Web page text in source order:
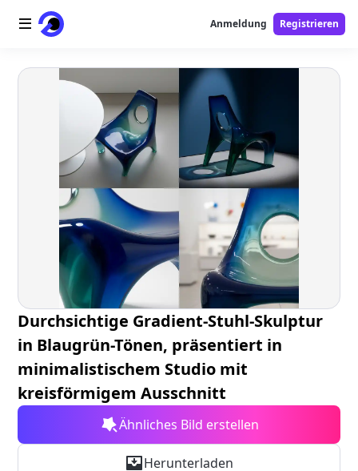
Startseite
AI-Video
AI-Tools
Free-Tools
Anmeldung Registrieren
Durchsichtige Gradient-Stuhl-Skulptur
in Blaugrün-Tönen, präsentiert in
minimalistischem Studio mit
kreisförmigem Ausschnitt
Ähnliches Bild erstellen
Herunterladen